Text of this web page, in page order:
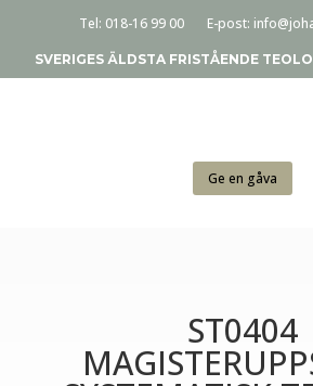
Tel: 018-16 99 00 E-post:
SVERIGES ÄLDSTA FRISTÅENDE
Ge en gåva
ST0404